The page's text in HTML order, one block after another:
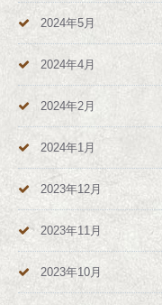
2024年5月
2024年4月
2024年2月
2024年1月
2023年12月
2023年11月
2023年10月